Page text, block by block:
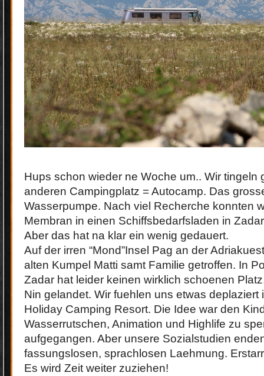
Hups schon wieder ne Woche um.. Wir tingeln
anderen Campingplatz = Autocamp. Das
Wasserpumpe. Nach viel Recherche konnten
Membran in einen Schiffsbedarfsladen in
Aber das hat na klar ein wenig gedauert.
Auf der irren “Mond”Insel Pag an der
alten Kumpel Matti samt Familie getroffen. In
Zadar hat leider keinen wirklich schoenen
Nin gelandet. Wir fuehlen uns etwas deplaziert
Holiday Camping Resort. Die Idee war den
Wasserrutschen, Animation und Highlife zu
aufgegangen. Aber unsere Sozialstudien
fassungslosen, sprachlosen Laehmung.
Es wird Zeit weiter zuziehen!